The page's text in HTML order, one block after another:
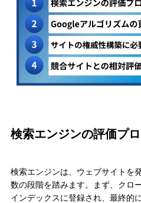
検索エンジンの評価プ
検索エンジンは、ウェブサイトを
数の段階を踏みます。まず、クロ
インデックスに登録され、最終的